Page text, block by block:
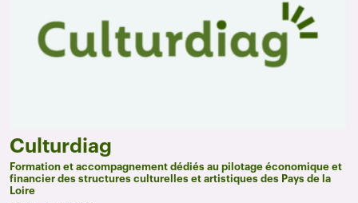
Culturdiag
Formation et accompagnement dédiés au pilotage économique et
financier des structures culturelles et artistiques des Pays de la
Loire